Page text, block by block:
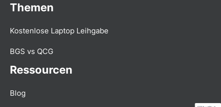
Themen
Kostenlose Laptop Leihgabe
BGS vs QCG
Ressourcen
Blog